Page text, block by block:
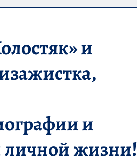
и
и
личной жизни!